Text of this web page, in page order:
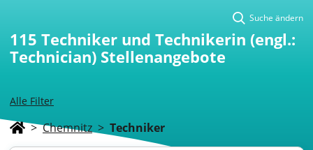
Alle Filter
Suche ändern
115 Techniker und Technikerin (engl.:
Technician) Stellenangebote
> Chemnitz > Techniker